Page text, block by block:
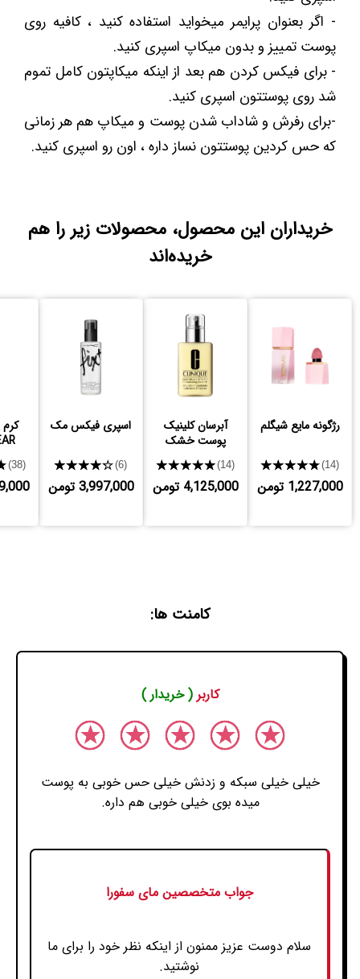
- اگر بعنوان پرایمر میخواید استفاده کنید ، کافیه روی
پوست تمییز و بدون میکاپ اسپری کنید.
- برای فیکس کردن هم بعد از اینکه میکاپتون کامل تموم
شد روی پوستتون اسپری کنید.
-برای رفرش و شاداب شدن پوست و میکاپ هم هر زمانی
که حس کردین پوستتون نساز داره ، اون رو اسپری کنید.
خریداران این محصول، محصولات زیر را هم
خریده‌اند
رژگونه مایع شیگلم
★★★★★(14)
1,227,000 تومن
آبرسان کلینیک
پوست خشک
★★★★★(14)
4,125,000 تومن
اسپری فیکس مک
★★★★★(6)
3,997,000 تومن
(38)
کامنت ها:
کاربر( خریدار )
خیلی خیلی سبکه و زدنش خیلی حس خوبی به پوست
میده بوی خیلی خوبی هم داره.
جواب متخصصین مای سفورا
سلام دوست عزیز ممنون از اینکه نظر خود را برای ما
نوشتید.